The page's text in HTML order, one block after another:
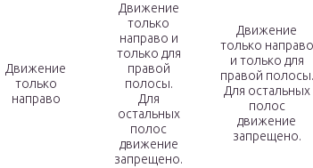
Движение
только
направо
Движение
только
направо и
только для
правой
полосы.
Для
остальных
полос
движение
запрещено.
Движение
только направо
и только для
правой полосы.
Для остальных
полос
движение
запрещено.